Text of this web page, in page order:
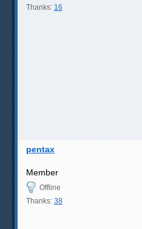
Thanks: 16
pentax
Member
Offline
Thanks: 38